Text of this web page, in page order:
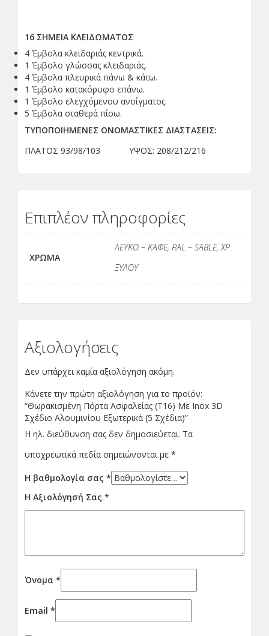
16 ΣΗΜΕΙΑ ΚΛΕΙΔΩΜΑΤΟΣ
4 Έμβολα κλειδαριάς κεντρικά.
1 Έμβολο γλώσσας κλειδαριάς.
4 Έμβολα πλευρικά πάνω & κάτω.
1 Έμβολο κατακόρυφο επάνω.
1 Έμβολο ελεγχόμενου ανοίγματος.
5 Έμβολα σταθερά πίσω.
ΤΥΠΟΠΟΙΗΜΕΝΕΣ ΟΝΟΜΑΣΤΙΚΕΣ ΔΙΑΣΤΑΣΕΙΣ:
ΠΛΑΤΟΣ 93/98/103 ΥΨΟΣ: 208/212/216
Επιπλέον πληροφορίες
ΧΡΩΜΑ
ΛΕΥΚΟ – ΚΑΦΕ, RAL – SABLE, ΧΡ.
ΞΥΛΟΥ
Αξιολογήσεις
Δεν υπάρχει καμία αξιολόγηση ακόμη.
Κάνετε την πρώτη αξιολόγηση για το προϊόν:
“Θωρακισμένη Πόρτα Ασφαλείας (Τ16) Με Inox 3D
Σχέδιο Αλουμινίου Εξωτερικά (5 Σχέδια)”
Η ηλ. διεύθυνση σας δεν δημοσιεύεται. Τα
υποχρεωτικά πεδία σημειώνονται με *
Η βαθμολογία σας *
Η Αξιολόγησή Σας *
Όνομα *
Email *